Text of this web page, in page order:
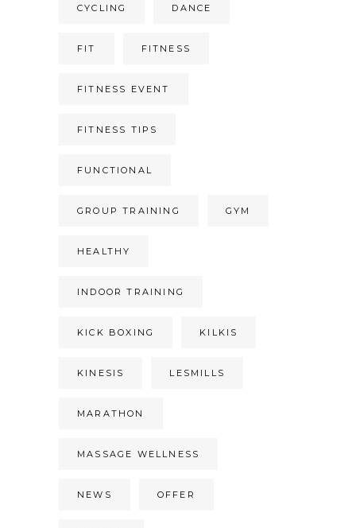
CYCLING DANCE
FIT FITNESS
FITNESS EVENT
FITNESS TIPS
FUNCTIONAL
GROUP TRAINING GYM
HEALTHY
INDOOR TRAINING
KICK BOXING KILKIS
KINESIS LESMILLS
MARATHON
MASSAGE WELLNESS
NEWS OFFER